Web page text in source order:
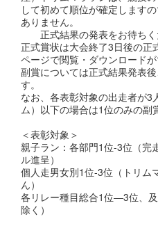
して初めて順位が確定します
ありません。
正式結果の発表をお待ちく
正式賞状は大会終了3日後の正
ページで閲覧・ダウンロードが
副賞については正式結果発表
す。
なお、各表彰対象の出走者が3
ム）以下の場合は1位のみの副
＜表彰対象＞
親子ラン：各部門1位-3位（完
ル進呈）
個人走男女別1位-3位（トリム
ん）
各リレー種目総合1位―3位、
除く）